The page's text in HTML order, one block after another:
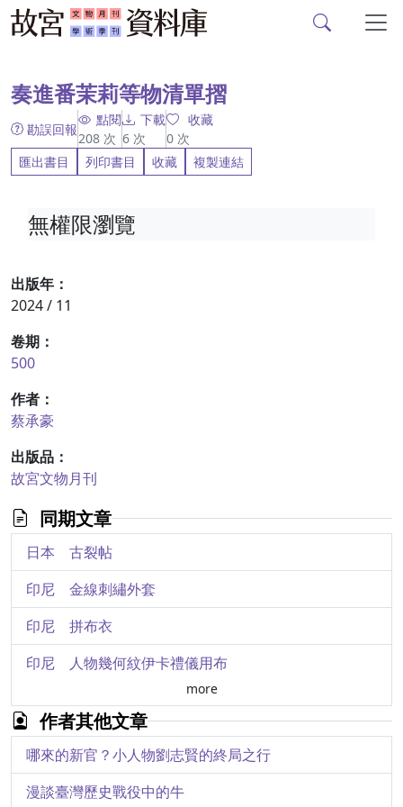
奏進番茉莉等物清單摺
勘誤回報
點閱
208 次
下載
6 次
收藏
0 次
匯出書目
列印書目 收藏 複製連結
出版年：
2024 / 11
卷期：
500
作者：
蔡承豪
出版品：
故宮文物月刊
同期文章
日本 古裂帖
印尼 金線刺繡外套
印尼 拼布衣
印尼 人物幾何紋伊卡禮儀用布
印度 生命之樹紋繪染掛飾
印度 羅摩衍那主題繪染禮儀用布
more
作者其他文章
哪來的新官？小人物劉志賢的終局之行
漫談臺灣歷史戰役中的牛
無權限瀏覽